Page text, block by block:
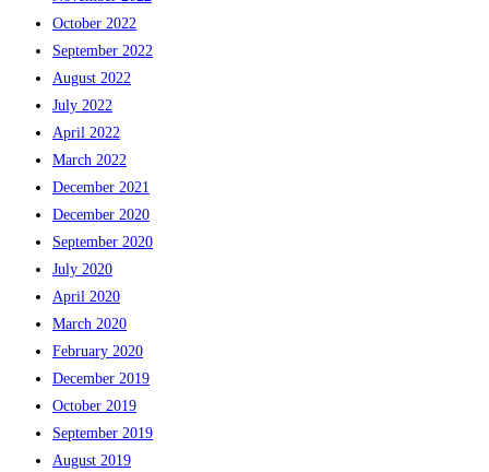
October 2022
September 2022
August 2022
July 2022
April 2022
March 2022
December 2021
December 2020
September 2020
July 2020
April 2020
March 2020
February 2020
December 2019
October 2019
September 2019
August 2019